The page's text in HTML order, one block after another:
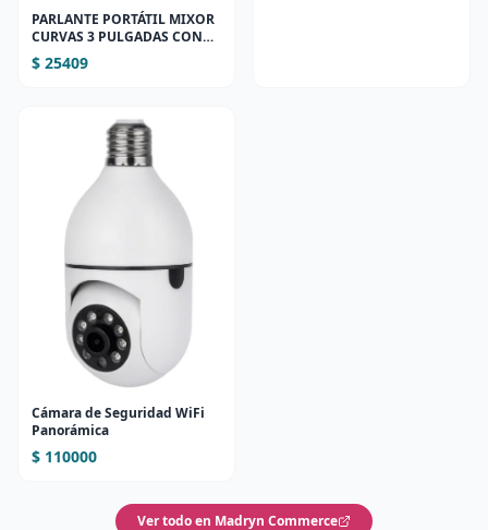
PARLANTE PORTÁTIL MIXOR
CURVAS 3 PULGADAS CON
LUCES RGB
$ 25409
Cámara de Seguridad WiFi
Panorámica
$ 110000
Ver todo en Madryn Commerce